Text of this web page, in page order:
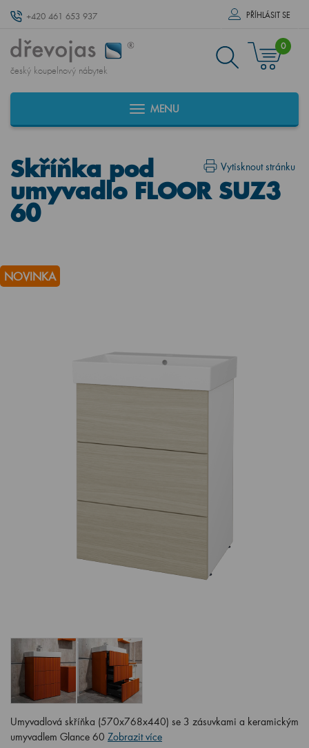
+420 461 653 937 PŘÍHLÁSIT SE
český koupelnový nábytek
0
MENU
Vytisknout stránku
Skříňka pod
umyvadlo FLOOR SUZ3
60
NOVINKA
Umyvadlová skříňka (570x768x440) se 3 zásuvkami a keramickým
umyvadlem Glance 60 Zobrazit více